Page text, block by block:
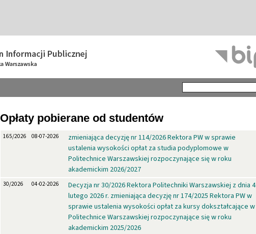
Opłaty pobierane od studentów
165/2026 08-07-2026
zmieniająca decyzję nr 114/2026 Rektora PW w sprawie
ustalenia wysokości opłat za studia podyplomowe w
Politechnice Warszawskiej rozpoczynające się w roku
akademickim 2026/2027
30/2026 04-02-2026
Decyzja nr 30/2026 Rektora Politechniki Warszawskiej z dnia 4
lutego 2026 r. zmieniająca decyzję nr 174/2025 Rektora PW w
sprawie ustalenia wysokości opłat za kursy dokształcające w
Politechnice Warszawskiej rozpoczynające się w roku
akademickim 2025/2026